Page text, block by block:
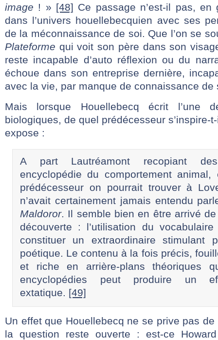
image ! » [48] Ce passage n’est-il pas, en
dans l’univers houellebecquien avec ses
de la méconnaissance de soi. Que l’on se
Plateforme qui voit son père dans son
reste incapable d’auto réflexion ou du
échoue dans son entreprise dernière,
avec la vie, par manque de connaissance de
Mais lorsque Houellebecq écrit l’une
biologiques, de quel prédécesseur s’inspire-
expose :
A part Lautréamont recopiant
encyclopédie du comportement
prédécesseur on pourrait trouver à
n’avait certainement jamais entendu
Maldoror. Il semble bien en être arrivé
découverte : l’utilisation du
constituer un extraordinaire stimulant
poétique. Le contenu à la fois précis,
et riche en arrière-plans théoriques
encyclopédies peut produire un
extatique. [49]
Un effet que Houellebecq ne se prive pas
la question reste ouverte : est-ce